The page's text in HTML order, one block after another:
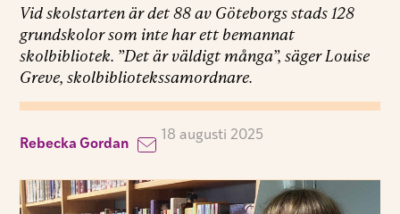
Vid skolstarten är det 88 av Göteborgs stads 128
grundskolor som inte har ett bemannat
skolbibliotek. ”Det är väldigt många”, säger Louise
Greve, skolbibliotekssamordnare.
Rebecka Gordan
18 augusti 2025